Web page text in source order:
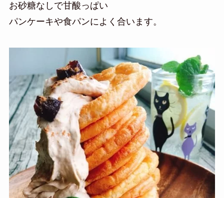
お砂糖なしで甘酸っぱい
パンケーキや食パンによく合います。